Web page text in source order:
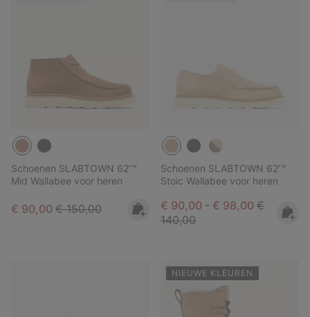
Schoenen SLABTOWN 62’™
Mid Wallabee voor heren
Sale price:
€ 90,00 Regular price:
€ 150,00
Schoenen SLABTOWN 62'™
Stoic Wallabee voor heren
Minimum sale price:
€ 90,00 - Maximum sale
€ 98,00 Regular
€
140,00
NIEUWE KLEUREN